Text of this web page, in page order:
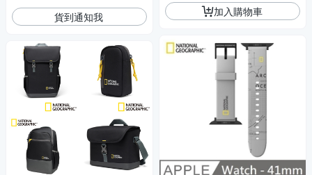
貨到通知我 加入購物車